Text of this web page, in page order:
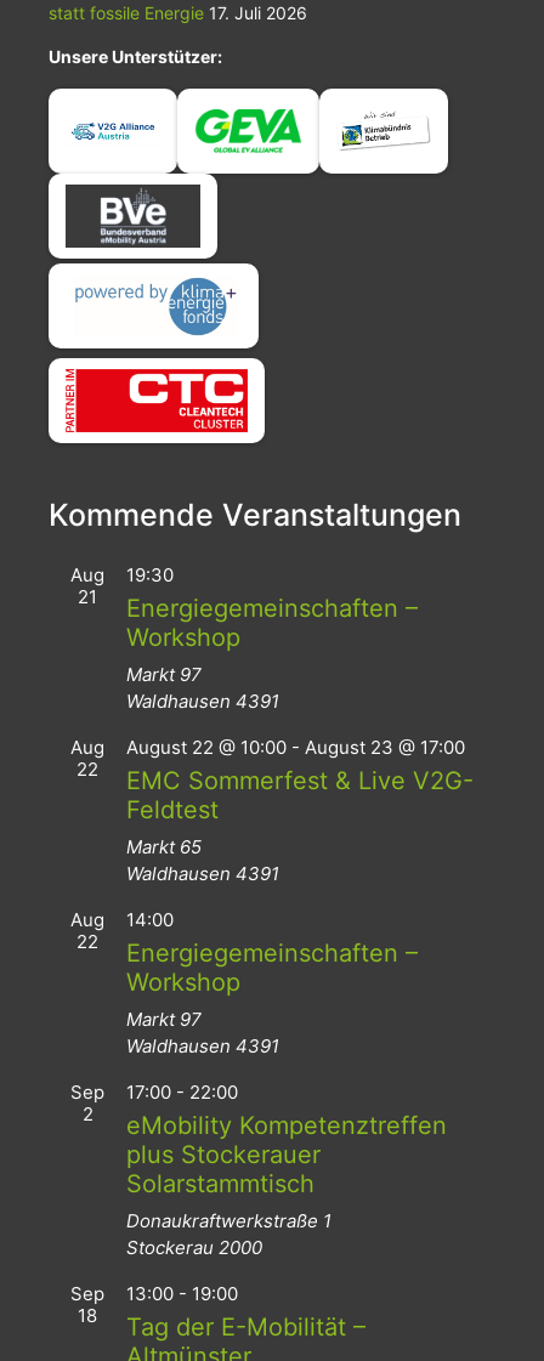
statt fossile Energie 17. Juli 2026
Unsere Unterstützer:
Kommende Veranstaltungen
Aug
21
19:30
Energiegemeinschaften –
Workshop
Markt 97
Waldhausen 4391
Aug
22
August 22 @ 10:00 - August 23 @ 17:00
EMC Sommerfest & Live V2G-
Feldtest
Markt 65
Waldhausen 4391
Aug
22
14:00
Energiegemeinschaften –
Workshop
Markt 97
Waldhausen 4391
Sep
2
17:00 - 22:00
eMobility Kompetenztreffen
plus Stockerauer
Solarstammtisch
Donaukraftwerkstraße 1
Stockerau 2000
Sep
18
13:00 - 19:00
Tag der E-Mobilität –